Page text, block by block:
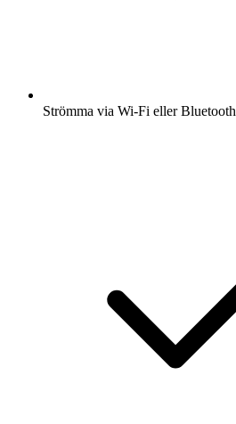
Strömma via Wi-Fi eller Bluetooth